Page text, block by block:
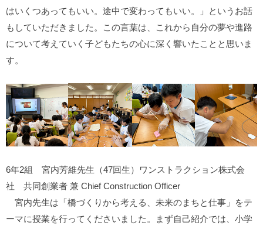
はいくつあってもいい。途中で変わってもいい。」というお話
もしていただきました。この言葉は、これから自分の夢や進路
について考えていく子どもたちの心に深く響いたことと思いま
す。
6年2組 宮内芳維先生（47回生）ワンストラクション株式会
社 共同創業者 兼 Chief Construction Officer
宮内先生は「橋づくりから考える、未来のまちと仕事」をテ
ーマに授業を行ってくださいました。まず自己紹介では、小学